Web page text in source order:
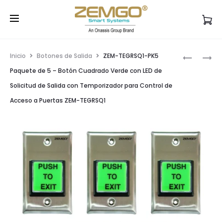
Ventas: 1-772-800-6912
888-504-3318
WhatsApp: +1 786-968-2138
BOTÓN
VERDE
DE
BOTÓN
VERDE
DE
Inicio Botones de Salida
ZEM-TEGRSQ1-PK5
Paquete de 5 – Botón Cuadrado Verde con LED de
Solicitud de Salida con Temporizador para Control de
Acceso a Puertas ZEM-TEGRSQ1